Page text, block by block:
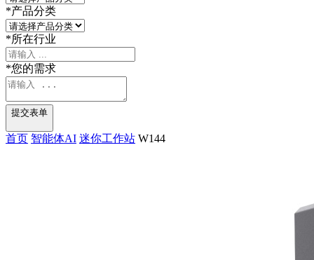
*产品分类
*所在行业
*您的需求
提交表单
首页 智能体AI 迷你工作站 W144